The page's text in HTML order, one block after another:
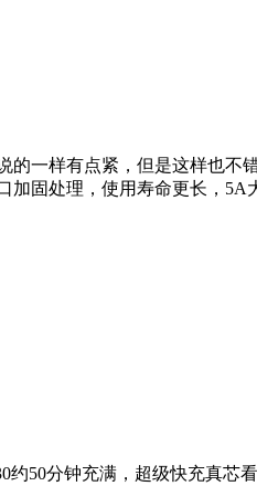
一样有点紧，但是这样也不
固处理，使用寿命更长，
约50分钟充满，超级快充真